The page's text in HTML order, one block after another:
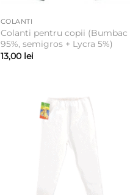
COLANTI
Colanti pentru copii (Bumbac
95%, semigros + Lycra 5%)
13,00 lei